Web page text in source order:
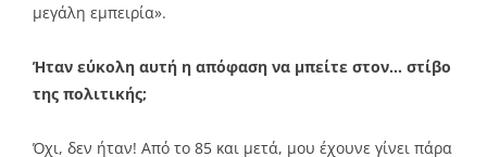
μεγάλη εμπειρία».
Ήταν εύκολη αυτή η απόφαση να μπείτε στον… στίβο
της πολιτικής;
Όχι, δεν ήταν! Από το 85 και μετά, μου έχουνε γίνει πάρα